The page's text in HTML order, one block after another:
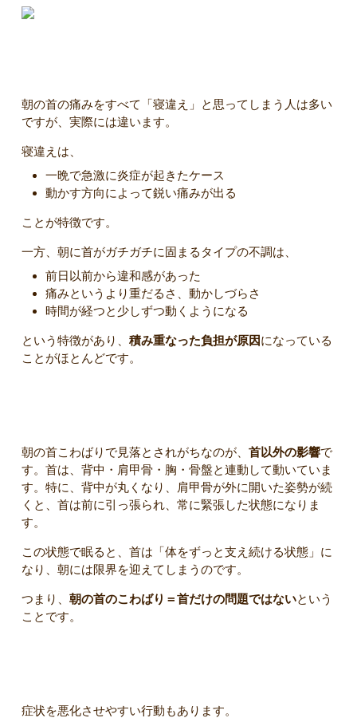
朝の首の痛みをすべて「寝違え」と思ってしまう人は多い
ですが、実際には違います。
寝違えは、
一晩で急激に炎症が起きたケース
動かす方向によって鋭い痛みが出る
ことが特徴です。
一方、朝に首がガチガチに固まるタイプの不調は、
前日以前から違和感があった
痛みというより重だるさ、動かしづらさ
時間が経つと少しずつ動くようになる
という特徴があり、 積み重なった負担が原因になっている
ことがほとんどです。
朝の首こわばりで見落とされがちなのが、 首以外の影響で
す。首は、背中・肩甲骨・胸・骨盤と連動して動いていま
す。特に、背中が丸くなり、肩甲骨が外に開いた姿勢が続
くと、首は前に引っ張られ、常に緊張した状態になりま
す。
この状態で眠ると、首は「体をずっと支え続ける状態」に
なり、朝には限界を迎えてしまうのです。
つまり、 朝の首のこわばり＝首だけの問題ではないという
ことです。
症状を悪化させやすい行動もあります。